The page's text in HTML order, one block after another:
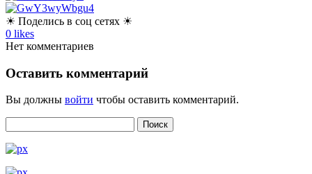
☀ Поделись в соц сетях ☀
0 likes
Нет комментариев
Оставить комментарий
Вы должны войти чтобы оставить комментарий.